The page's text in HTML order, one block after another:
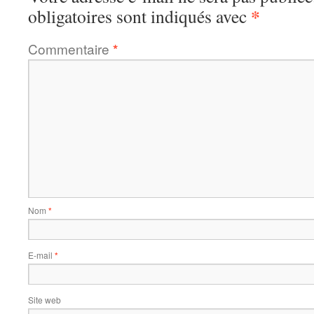
obligatoires sont indiqués avec *
Commentaire *
Nom *
E-mail *
Site web